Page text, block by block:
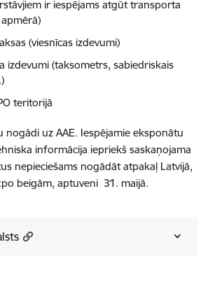
ir iespējams atgūt transporta
(viesnīcas izdevumi)
izdevumi (taksometrs, sabiedriskais
teritorijā
nogādi uz AAE. Iespējamie eksponātu
informācija iepriekš saskaņojama
nepieciešams nogādāt atpakaļ Latvijā,
beigām, aptuveni 31. maijā.